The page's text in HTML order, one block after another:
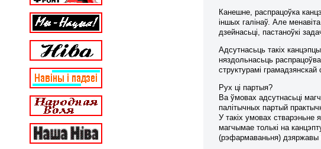
Канешне, распрацоўка
іншых галінаў. Але
дзейнасьці, пастаноўкі
Адсутнасьць такіх
няздольнасьць
структурамі грамадзянскай
Рух ці партыя?
Ва ўмовах адсутнасьці
палітычных партый
У такіх умовах стварэньне
магчымае толькі на
(рэфармаваньня) дзяржавы